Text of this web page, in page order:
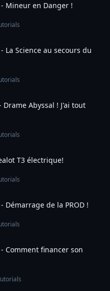
Mineur en Danger !
La Science au secours du
Abyssal ! J'ai tout
T3 électrique!
Démarrage de la PROD !
Comment financer son